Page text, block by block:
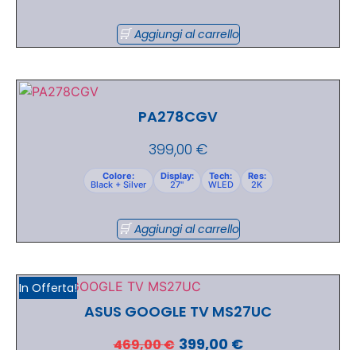
Aggiungi al carrello
PA278CGV
399,00 €
Colore:
Black + Silver
Display:
27"
Tech:
WLED
Res:
2K
Aggiungi al carrello
In Offerta!
ASUS GOOGLE TV MS27UC
469,00€ 399,00 €